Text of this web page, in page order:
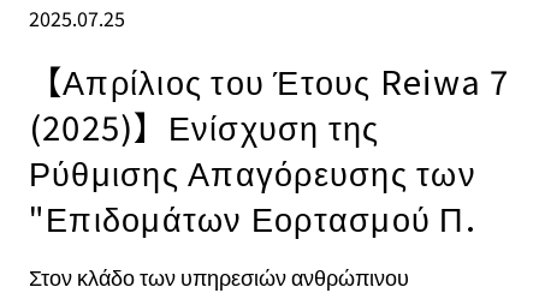
2025.07.25
【Απρίλιος του Έτους Reiwa 7
(2025)】Ενίσχυση της
Ρύθμισης Απαγόρευσης των
"Επιδομάτων Εορτασμού Π.
Στον κλάδο των υπηρεσιών ανθρώπινου